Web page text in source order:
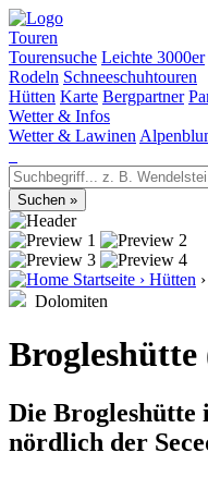
Touren
Tourensuche Leichte 3000er
Rodeln Schneeschuhtouren
Hütten Karte Bergpartner
Wetter & Infos
Wetter & Lawinen
Startseite › Hütten ›
Dolomiten
Brogleshütte
Die
nördlich der